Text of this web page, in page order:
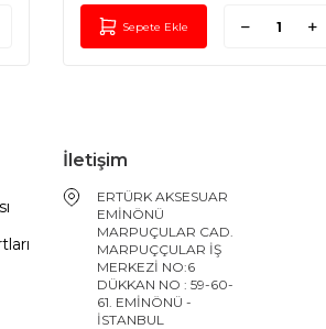
Sepete Ekle
İletişim
ERTÜRK AKSESUAR
EMİNÖNÜ
MARPUÇULAR CAD.
MARPUÇÇULAR İŞ
MERKEZİ NO:6
DÜKKAN NO : 59-60-
61. EMİNÖNÜ -
İSTANBUL